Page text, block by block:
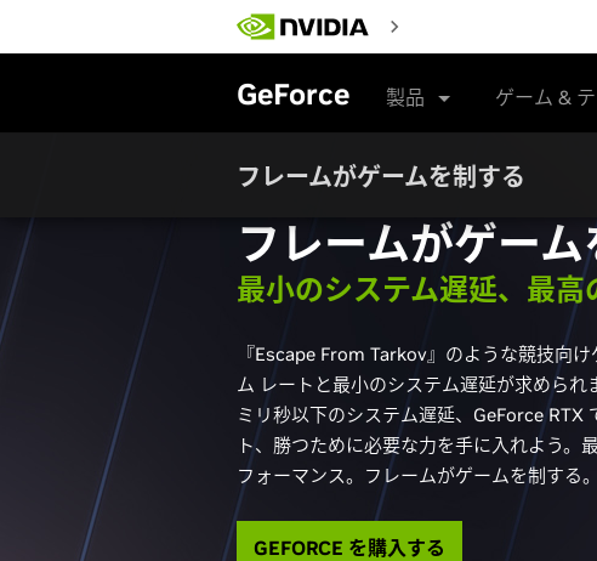
main
GeForce 製品 ゲーム &
フレームがゲームを制する
フレームがゲーム
最小のシステム遅延、 最高
『Escape From Tarkov』のような競技向
ム レートと最小のシステム遅延が求められ
ミリ秒以下のシステム遅延、GeForce RTX
ト、勝つために必要な力を手に入れよう。
フォーマンス。フレームがゲームを制する。
GEFORCE を購入する